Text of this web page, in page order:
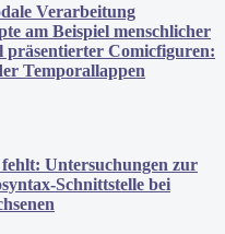
Verarbeitung
am Beispiel menschlicher
präsentierter Comicfiguren:
Temporallappen
Untersuchungen zur
Schnittstelle bei